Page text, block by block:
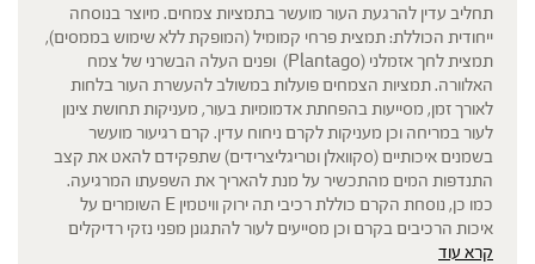
תחליב עדין להרגעת העור מועשר בתמציות צמחים. מיוצר בנוסחה
ייחודית הכוללת: תמצית פרחי קמומיל (המופקת ללא שימוש בממסים),
תמצית לחך אזמלני (Plantago) ופנים העלה הבשרני של צמח
האלוורה. תמציות הצמחים פועלות במשולב להעשרת העור בלחות
לאורך זמן, מסייעות בהפחתת אדמומיות בעור, מעניקות תחושת צינון
לעור במריחה וכן מעניקות לקרם ניחוח עדין. קרם רגיעור מועשר
בשמנים איכותיים (סקוואלן וטריגליצרידים) שתפקידם להאט את קצב
התנדפות המים מהתכשיר על מנת להאריך את השפעתו המרגיעה.
כמו כן, נוסחת הקרם כוללת רכיבי תה ירוק וויטמין E השומרים על
איכות הרכיבים בקרם וכן מסייעים לעור להתגונן מפני נזקי רדיקלים
חופשיים.
קרא עוד